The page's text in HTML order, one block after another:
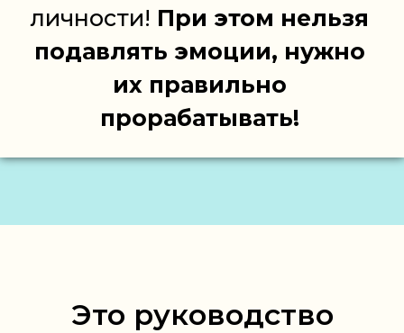
личности! При этом нельзя
подавлять эмоции, нужно
их правильно
прорабатывать!
Это руководство